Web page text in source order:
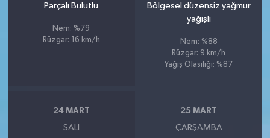
Parçalı Bulutlu
Nem: %79
Rüzgar: 16 km/h
Bölgesel düzensiz yağmur
yağışlı
Nem: %88
Rüzgar: 9 km/h
Yağış Olasılığı: %87
24 MART
SALI
25 MART
ÇARŞAMBA